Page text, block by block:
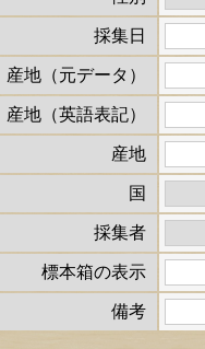
採集日
産地（元データ）
産地（英語表記）
産地
国
採集者
標本箱の表示
備考